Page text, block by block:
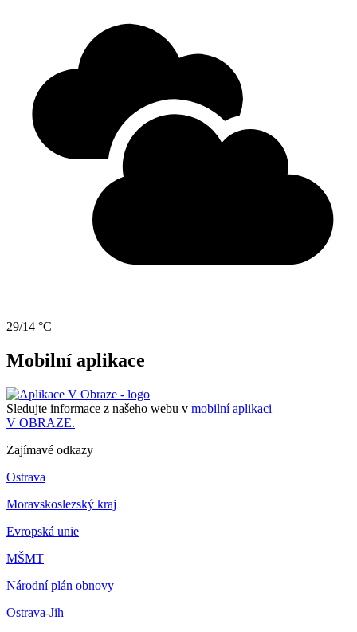
29/14 °C
Mobilní aplikace
Sledujte informace z našeho webu v mobilní aplikaci –
V OBRAZE.
Zajímavé odkazy
Ostrava
Moravskoslezský kraj
Evropská unie
MŠMT
Národní plán obnovy
Ostrava-Jih